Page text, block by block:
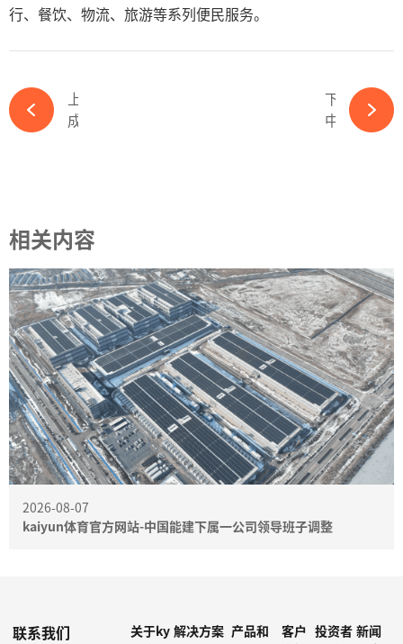
行、餐饮、物流、旅游等系列便民服务。
下一篇
中海壳牌惠州三期乙烯项目和聚碳酸酯项目全面开建-kaiyun体育官方网站
相关内容
2026-08-07
kaiyun体育官方网站-中国能建下属一公司领导班子调整
联系我们
关于ky 解决方案 产品和
客户 投资者 新闻